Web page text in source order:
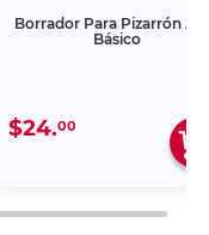
Borrador Para Pizarrón
Básico
$24.00